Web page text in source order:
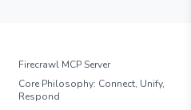
Firecrawl MCP Server
Core Philosophy: Connect, Unify,
Respond